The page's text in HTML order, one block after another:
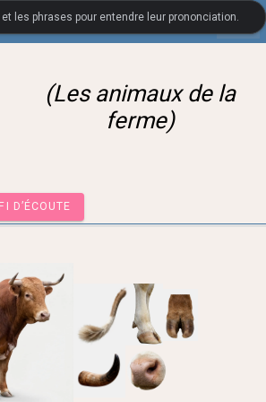
•Vocabulaire visuel de chinois settings
(Les animaux de la
ferme)
les phrases pour entendre leur prononciation.